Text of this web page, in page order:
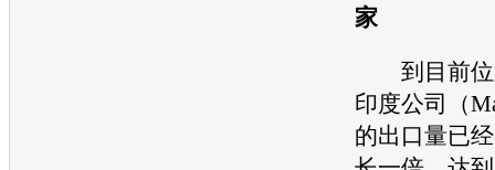
家
到目前位
印度公司（
的出口量已